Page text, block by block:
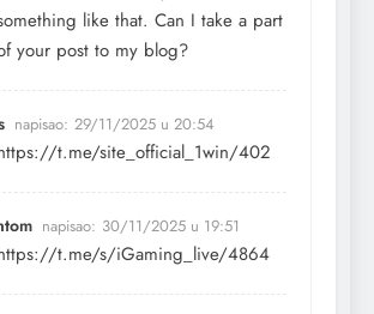
like that. Can I take a part
your post to my blog?
napisao: 29/11/2025 u 20:54
t.me/site_official_1win/402
napisao: 30/11/2025 u 19:51
t.me/s/iGaming_live/4864